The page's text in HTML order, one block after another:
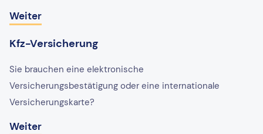
Weiter
Kfz-Versicherung
Sie brauchen eine elektronische
Versicherungsbestätigung oder eine internationale
Versicherungskarte?
Weiter